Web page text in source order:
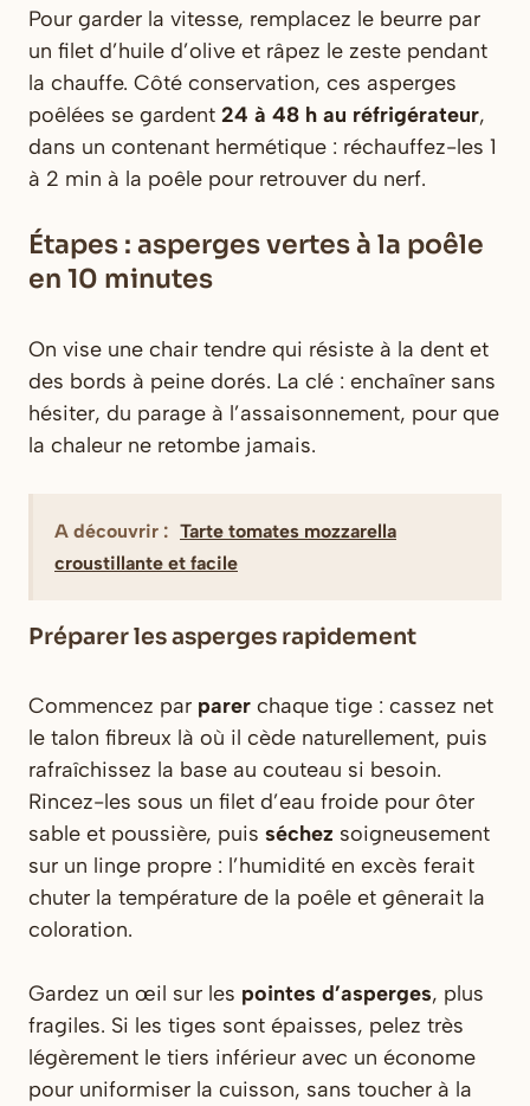
Pour garder la vitesse, remplacez le beurre par
un filet d’huile d’olive et râpez le zeste pendant
la chauffe. Côté conservation, ces asperges
poêlées se gardent 24 à 48 h au réfrigérateur,
dans un contenant hermétique : réchauffez-les 1
à 2 min à la poêle pour retrouver du nerf.
Étapes : asperges vertes à la poêle
en 10 minutes
On vise une chair tendre qui résiste à la dent et
des bords à peine dorés. La clé : enchaîner sans
hésiter, du parage à l’assaisonnement, pour que
la chaleur ne retombe jamais.
A découvrir : Tarte tomates mozzarella
croustillante et facile
Préparer les asperges rapidement
Commencez par parer chaque tige : cassez net
le talon fibreux là où il cède naturellement, puis
rafraîchissez la base au couteau si besoin.
Rincez-les sous un filet d’eau froide pour ôter
sable et poussière, puis séchez soigneusement
sur un linge propre : l’humidité en excès ferait
chuter la température de la poêle et gênerait la
coloration.
Gardez un œil sur les pointes d’asperges, plus
fragiles. Si les tiges sont épaisses, pelez très
légèrement le tiers inférieur avec un économe
pour uniformiser la cuisson, sans toucher à la